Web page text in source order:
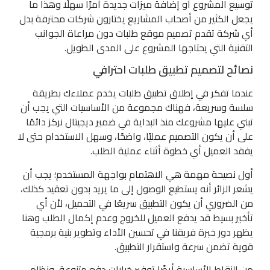
توسيع المشروع أو إضافة ميزات جديدة أمرًا سهلًا وهذا ما
يجعل الكثير من أصحاب المشاريع يختارون شركات محترفة بدل
أي شركة تقدم تصميم موقع طلبات دون مراعاة الجوانب
التقنية التي يحتاجها المشروع على المدى الطويل.
نصائح لتصميم تطبيق طلبات احترافي
عندما تفكر في إطلاق تطبيق طلبات يخدم عملاءك بطريقة
سلسة وسريعة، فهناك مجموعة من الأساسيات التي يجب أن
تبني عليها مشروعك منذ البداية في ضمير ديجيتال نركز دائمًا
على أن يكون التصميم عمليًا، واضحًا، وسهل الاستخدام حتى لا
يفقد العميل أي خطوة أثناء عملية الطلب.
أول نصيحة مهمة هي الاهتمام بواجهة المستخدم؛ يجب أن
يشعر الزائر أنه يستطيع الوصول إلى ما يريد بدون تعقيد كذلك،
من الضروري أن يكون التطبيق سريعًا في التحميل، لأن أي
تأخير بسيط قد يدفع العميل للخروج وعدم إكمال الطلب وهنا
يظهر دور خبرة فريقنا في تحسين الأداء وتطوير بنية برمجية
قوية تضمن سرعة واستقرار التطبيق.